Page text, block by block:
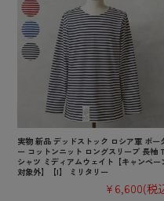
実物 新品 デッドストック ロシア軍 ボー
ー コットンニット ロングスリーブ 長袖 T
シャツ ミディアムウェイト【キャンペー
対象外】【I】 ミリタリー
¥6,600(税